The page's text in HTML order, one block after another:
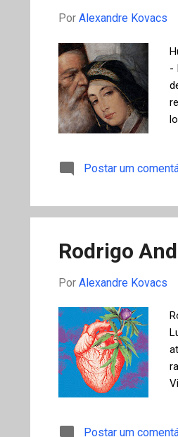
Por Alexandre Kovacs
-
Postar um
Rodrigo
Por Alexandre Kovacs
Postar um